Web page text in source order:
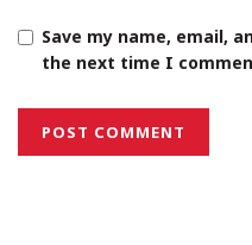
Save my name, email,
the next time I